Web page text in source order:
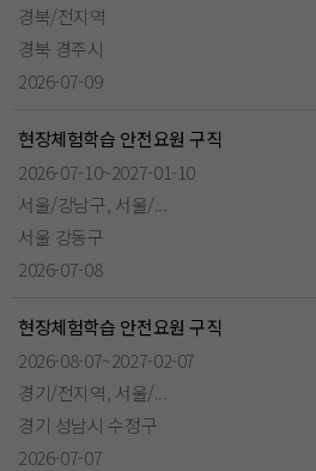
경북/전지역
경북 경주시
2026-07-09
현장체험학습 안전요원 구직
2026-07-10~2027-01-10
서울/강남구, 서울/...
서울 강동구
2026-07-08
현장체험학습 안전요원 구직
2026-08-07~2027-02-07
경기/전지역, 서울/...
경기 성남시 수정구
2026-07-07